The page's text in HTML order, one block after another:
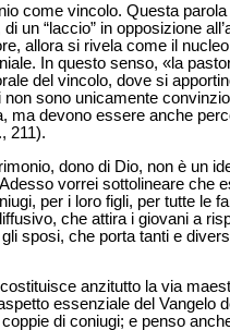
come vincolo. Questa
un “laccio” in opposizione
allora si rivela come il
In questo senso, «la
del vincolo, dove si
sono unicamente
ma devono essere anche
211).
dono di Dio, non è un
vorrei sottolineare che
per i loro figli, per tutte le
che attira i giovani a
sposi, che porta tanti e
anzitutto la via
essenziale del Vangelo
di coniugi; e penso